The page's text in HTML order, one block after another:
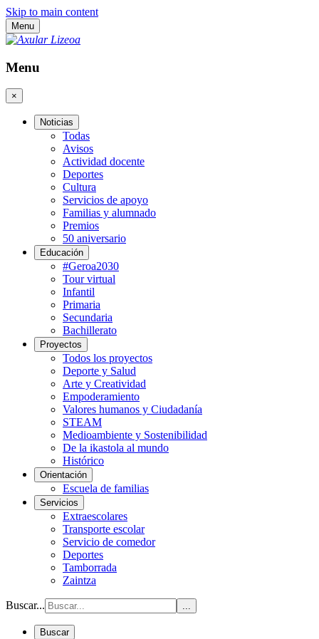
Skip to main content
Menu
Menu
×
Noticias
Todas
Avisos
Actividad docente
Deportes
Cultura
Servicios de apoyo
Familias y alumnado
Premios
50 aniversario
Educación
#Geroa2030
Tour virtual
Infantil
Primaria
Secundaria
Bachillerato
Proyectos
Todos los proyectos
Deporte y Salud
Arte y Creatividad
Empoderamiento
Valores humanos y Ciudadanía
STEAM
Medioambiente y Sostenibilidad
De la ikastola al mundo
Histórico
Orientación
Escuela de familias
Servicios
Extraescolares
Transporte escolar
Servicio de comedor
Deportes
Tamborrada
Zaintza
Buscar... ...
Buscar